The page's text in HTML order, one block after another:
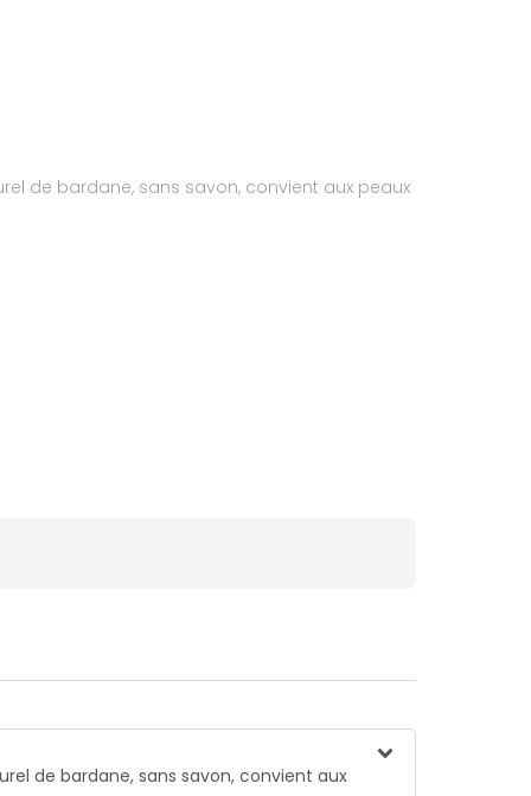
de bardane, sans savon, convient aux peaux
de bardane, sans savon, convient aux